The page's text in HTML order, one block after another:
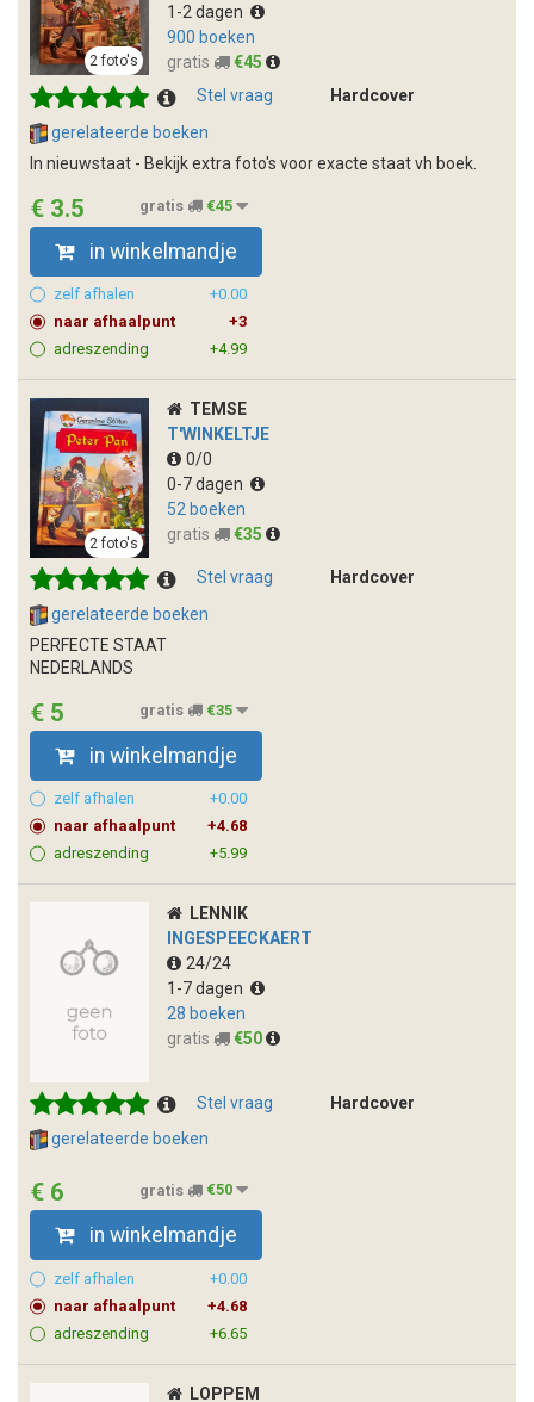
1-2 dagen
900 boeken
gratis
€45
2 foto's
Stel vraag
Hardcover
gerelateerde boeken
In nieuwstaat - Bekijk extra foto's voor exacte staat vh boek.
€ 3.5 gratis €45
in winkelmandje
zelf afhalen
+0.00
naar afhaalpunt
+3
adreszending
+4.99
TEMSE
T'WINKELTJE
0/0
0-7 dagen
52 boeken
gratis
€35
2 foto's
Stel vraag
Hardcover
gerelateerde boeken
PERFECTE STAAT
NEDERLANDS
€ 5 gratis €35
in winkelmandje
zelf afhalen
+0.00
naar afhaalpunt
+4.68
adreszending
+5.99
LENNIK
INGESPEECKAERT
24/24
1-7 dagen
28 boeken
gratis
€50
Stel vraag
Hardcover
gerelateerde boeken
€ 6 gratis €50
in winkelmandje
zelf afhalen
+0.00
naar afhaalpunt
+4.68
adreszending
+6.65
LOPPEM